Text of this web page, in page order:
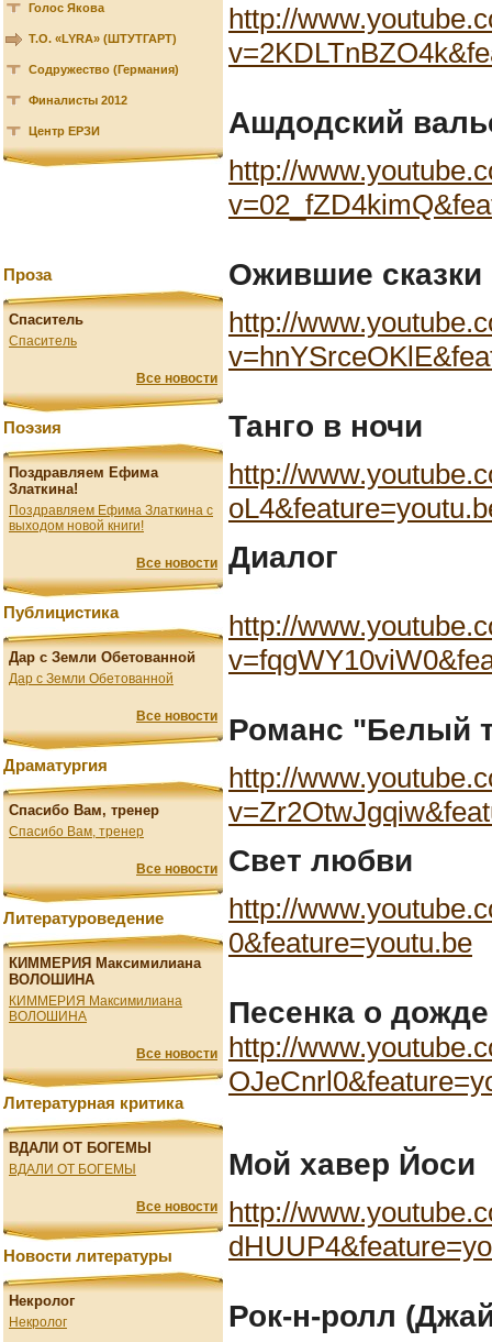
Голос Якова
Т.О. «LYRA» (ШТУТГАРТ)
Содружество (Германия)
Финалисты 2012
Центр ЕРЗИ
Проза
Спаситель
Спаситель
Все новости
Поэзия
Поздравляем Ефима
Златкина!
Поздравляем Ефима Златкина с
выходом новой книги!
Все новости
Публицистика
Дар с Земли Обетованной
Дар с Земли Обетованной
Все новости
Драматургия
Спасибо Вам, тренер
Спасибо Вам, тренер
Все новости
Литературоведение
КИММЕРИЯ Максимилиана
ВОЛОШИНА
КИММЕРИЯ Максимилиана
ВОЛОШИНА
Все новости
Литературная критика
ВДАЛИ ОТ БОГЕМЫ
ВДАЛИ ОТ БОГЕМЫ
Все новости
Новости литературы
Некролог
Некролог
http://
Ашдодский
http://
Ожившие сказки
http://
Танго в ночи
http://
Диалог
http://
Романс "Белый
http://
Свет любви
http://
0&feature=youtu.be
Песенка о дожде
http://
Мой хавер Йоси
http://
Рок-н-ролл